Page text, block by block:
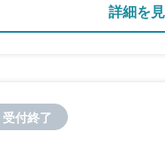
詳細を
受付終了